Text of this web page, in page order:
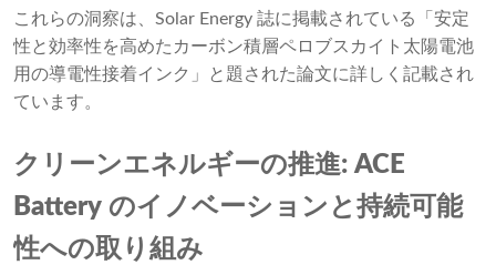
これらの洞察は、Solar Energy 誌に掲載されている「安定
性と効率性を高めたカーボン積層ペロブスカイト太陽電池
用の導電性接着インク」と題された論文に詳しく記載され
ています。
クリーンエネルギーの推進: ACE
Battery のイノベーションと持続可能
性への取り組み